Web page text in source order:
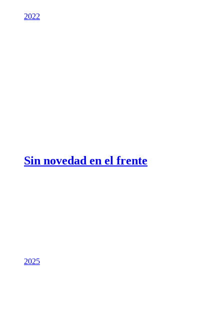
2022
Sin novedad en el frente
2025